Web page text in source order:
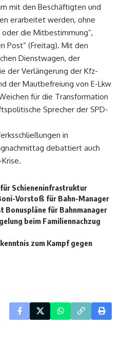
mit den Beschäftigten und
erarbeitet werden, ohne
die Mitbestimmung”,
Post” (Freitag). Mit den
Dienstwagen, der
der Verlängerung der Kfz-
der Mautbefreiung von E-Lkw
für die Transformation
Sprecher der SPD-
in
debattiert auch
Schieneninfrastruktur
Vorstoß für Bahn-Manager
für Bahnmanager
beim Familiennachzug
zum Kampf gegen